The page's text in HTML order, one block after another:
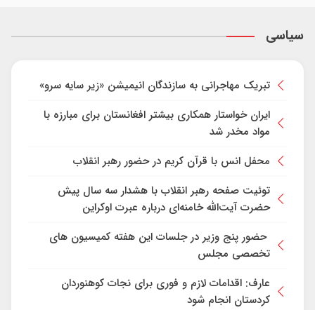
سیاسی
تبریک مهاجرانی به سازندگان انیمیشن «زیر سایه سرو»
ایران خواستار همکاری بیشتر افغانستان برای مبارزه با
مواد مخدر شد
محفل انس با قرآن کریم در حضور رهبر انقلاب
توئیت صفحه رهبر انقلاب با هشدار سه سال پیش
حضرت آیت‌الله خامنه‌ای درباره عبرت اوکراین
حضور پنج وزیر در جلسات این هفته کمیسیون های
تخصصی مجلس
عارف: اقدامات لازم و فوری برای نجات کوهنوردان
کردستان انجام شود